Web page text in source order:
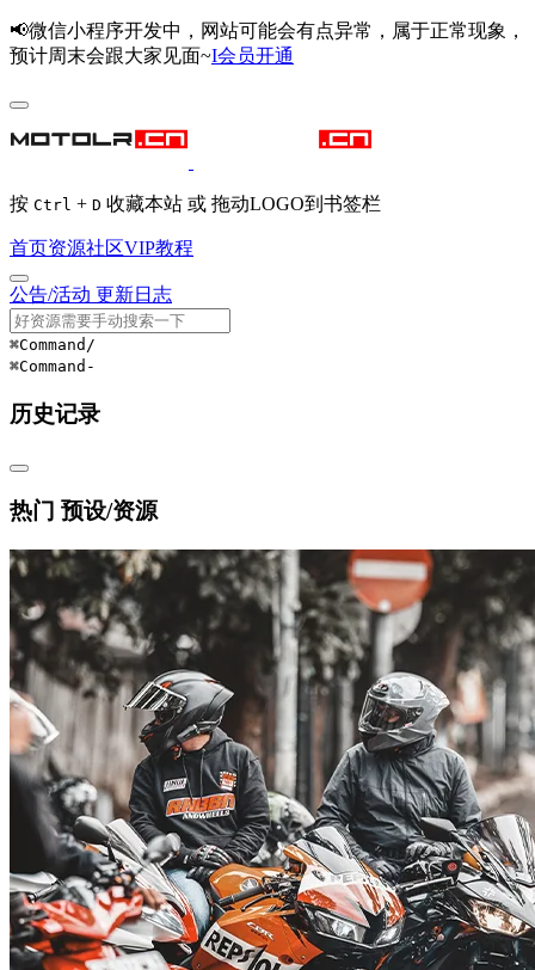
📢微信小程序开发中，网站可能会有点异常，属于正常现象，
预计周末会跟大家见面~I会员开通
按 Ctrl + D 收藏本站 或 拖动LOGO到书签栏
首页资源社区VIP教程
公告/活动 更新日志
⌘Command /
⌘Command -
历史记录
热门 预设/资源